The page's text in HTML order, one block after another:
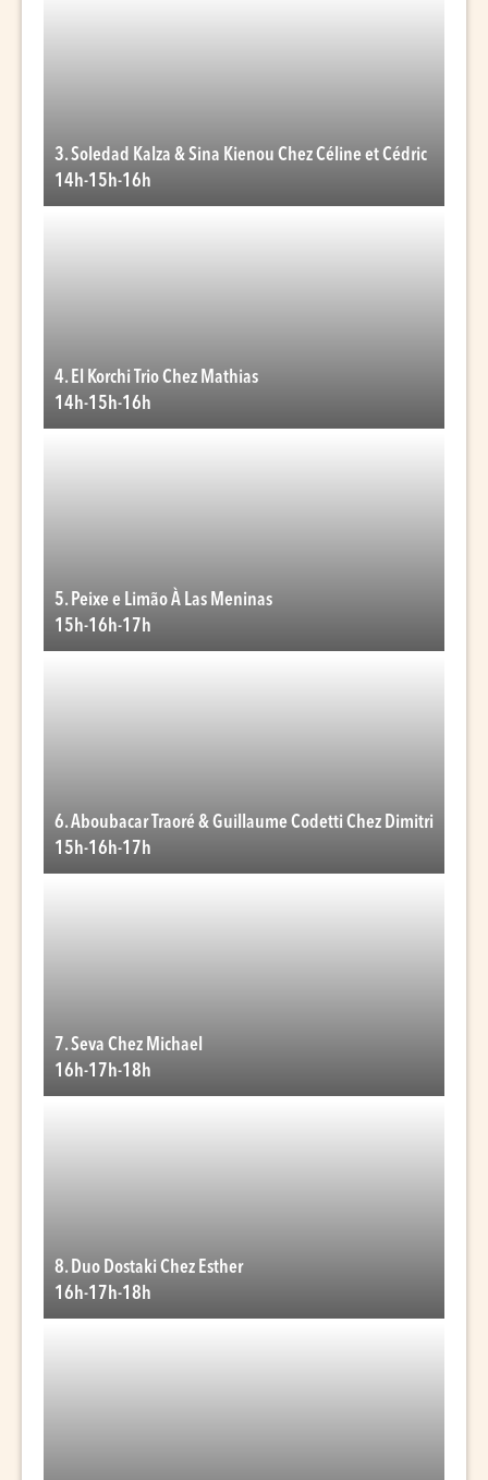
3. Soledad Kalza & Sina Kienou Chez Céline et Cédric
14h-15h-16h
4. El Korchi Trio Chez Mathias
14h-15h-16h
5. Peixe e Limão À Las Meninas
15h-16h-17h
6. Aboubacar Traoré & Guillaume Codetti Chez Dimitri
15h-16h-17h
7. Seva Chez Michael
16h-17h-18h
8. Duo Dostaki Chez Esther
16h-17h-18h